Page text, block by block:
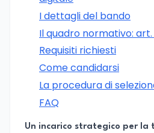
I dettagli del bando
Il quadro normativo: art.
Requisiti richiesti
Come candidarsi
La procedura di
FAQ
Un incarico strategico per la